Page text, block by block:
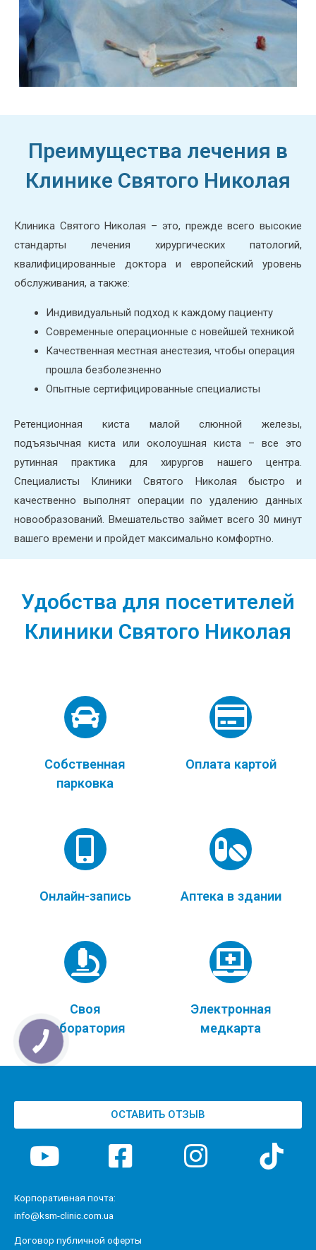
Преимущества лечения в
Клинике Святого Николая
Клиника Святого Николая – это, прежде всего высокие
стандарты лечения хирургических патологий,
квалифицированные доктора и европейский уровень
обслуживания, а также:
Индивидуальный подход к каждому пациенту
Современные операционные с новейшей техникой
Качественная местная анестезия, чтобы операция
прошла безболезненно
Опытные сертифицированные специалисты
Ретенционная киста малой слюнной железы,
подъязычная киста или околоушная киста – все это
рутинная практика для хирургов нашего центра.
Специалисты Клиники Святого Николая быстро и
качественно выполнят операции по удалению данных
новообразований. Вмешательство займет всего 30 минут
вашего времени и пройдет максимально комфортно.
Удобства для посетителей
Клиники Святого Николая
Собственная
парковка
Оплата картой
Онлайн-запись Аптека в здании
Своя
лаборатория
Электронная
медкарта
ОСТАВИТЬ ОТЗЫВ
Корпоративная почта:
info@ksm-clinic.com.ua
Договор публичной оферты